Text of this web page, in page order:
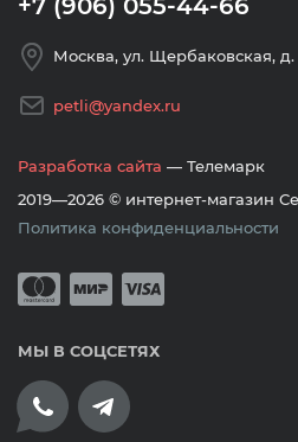
+7 (906) 055-44-66
Москва, ул. Щербаковская, д.
petli@yandex.ru
Разработка сайта — Телемарк
2019—2026 © интернет-магазин
Политика конфиденциальности
Принимается
МЫ В СОЦСЕТЯХ